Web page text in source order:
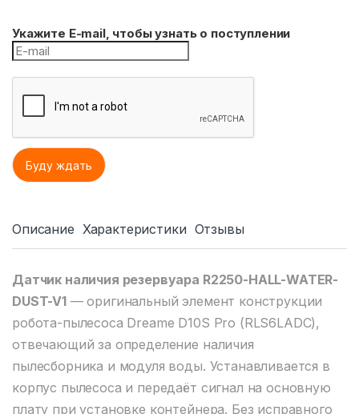
Укажите E-mail, чтобы узнать о поступлении
Описание Характеристики Отзывы
Датчик наличия резервуара R2250-HALL-WATER-
DUST-V1— оригинальный элемент конструкции
робота-пылесоса Dreame D10S Pro (RLS6LADC),
отвечающий за определение наличия
пылесборника и модуля воды. Устанавливается в
корпус пылесоса и передаёт сигнал на основную
плату при установке контейнера. Без исправного